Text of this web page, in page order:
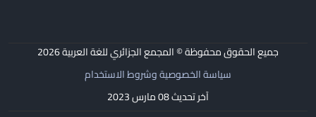
جميع الحقوق محفوظة © المجمع الجزائري للغة العربية2026
سياسة الخصوصية وشروط الاستخدام
آخر تحديث 08 مارس 2023